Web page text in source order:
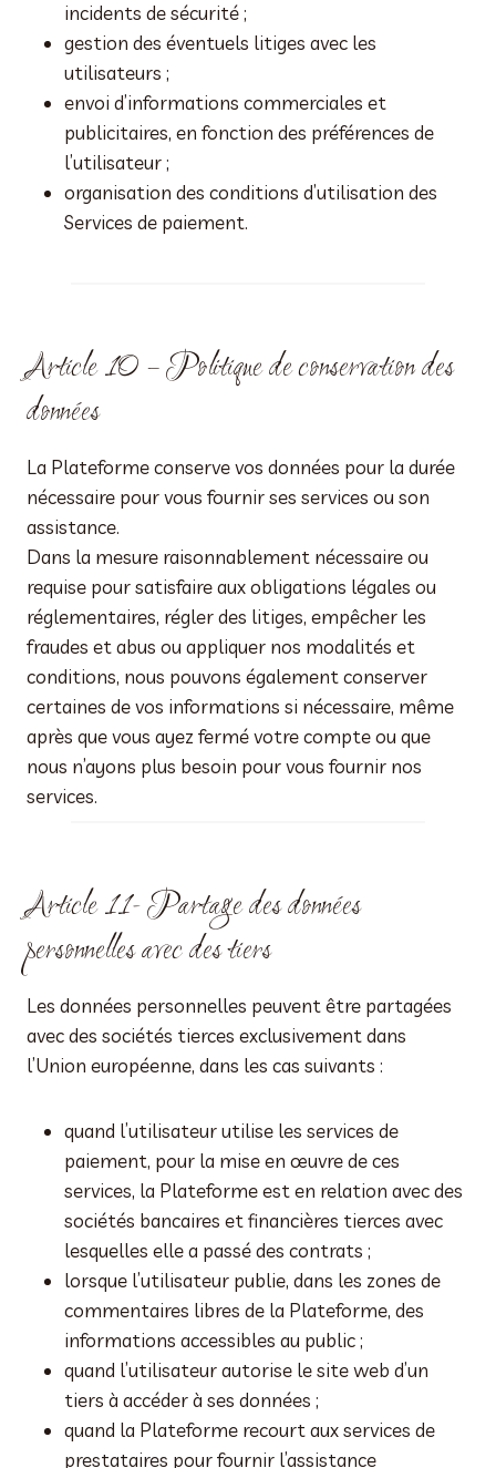
incidents de sécurité ;
gestion des éventuels litiges avec les
utilisateurs ;
envoi d’informations commerciales et
publicitaires, en fonction des préférences de
l’utilisateur ;
organisation des conditions d’utilisation des
Services de paiement.
Article 10 – Politique de conservation des
données
La Plateforme conserve vos données pour la durée
nécessaire pour vous fournir ses services ou son
assistance.
Dans la mesure raisonnablement nécessaire ou
requise pour satisfaire aux obligations légales ou
réglementaires, régler des litiges, empêcher les
fraudes et abus ou appliquer nos modalités et
conditions, nous pouvons également conserver
certaines de vos informations si nécessaire, même
après que vous ayez fermé votre compte ou que
nous n’ayons plus besoin pour vous fournir nos
services.
Article 11- Partage des données
personnelles avec des tiers
Les données personnelles peuvent être partagées
avec des sociétés tierces exclusivement dans
l’Union européenne, dans les cas suivants :
quand l’utilisateur utilise les services de
paiement, pour la mise en œuvre de ces
services, la Plateforme est en relation avec des
sociétés bancaires et financières tierces avec
lesquelles elle a passé des contrats ;
lorsque l’utilisateur publie, dans les zones de
commentaires libres de la Plateforme, des
informations accessibles au public ;
quand l’utilisateur autorise le site web d’un
tiers à accéder à ses données ;
quand la Plateforme recourt aux services de
prestataires pour fournir l’assistance